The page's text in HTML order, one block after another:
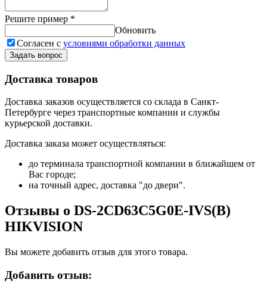
Решите пример *
Обновить
Согласен с условиями обработки данных
Задать вопрос
Доставка товаров
Доставка заказов осуществляется со склада в Санкт-
Петербурге через транспортные компании и службы
курьерской доставки.
Доставка заказа может осуществляться:
до терминала транспортной компании в ближайшем от
Вас городе;
на точный адрес, доставка "до двери".
Отзывы о DS-2CD63C5G0E-IVS(B)
HIKVISION
Вы можете добавить отзыв для этого товара.
Добавить отзыв: